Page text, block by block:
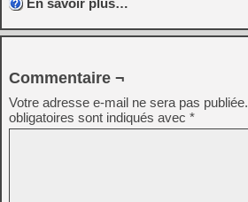
En savoir plus…
Commentaire ¬
Votre adresse e-mail ne sera pas publiée.
obligatoires sont indiqués avec *